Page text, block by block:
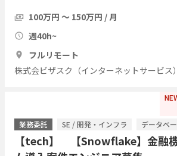
100万円 〜 150万円 / 月
週40h~
フルリモート
株式会ビザスク（インターネットサービス）
業務委託
SE / 開発・インフラ データベース
【tech】 【Snowflake】金融